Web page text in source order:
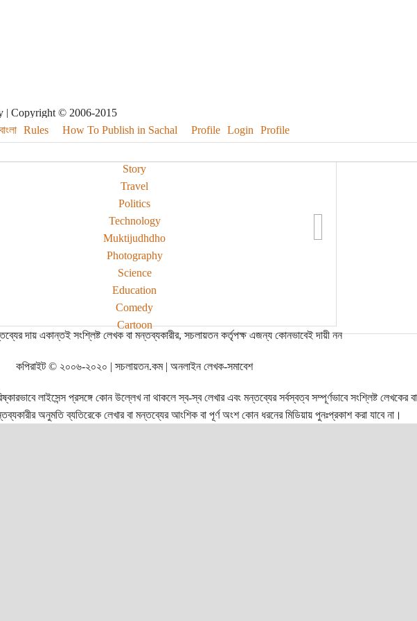
| Copyright © 2006-2015
বাংলা Rules How To Publish in Sachal Profile Login Profile
Story
Travel
Politics
Technology
Muktijudhdho
Photography
Science
Education
Comedy
Cartoon
দায় একান্তই সংশ্লিষ্ট লেখক বা মন্তব্যকারীর, সচলায়তন কর্তৃপক্ষ এজন্য কোনভাবেই দায়ী নন
কপিরাইট © ২০০৬-২০২০ | সচলায়তন.কম | অনলাইন লেখক-সমাবেশ
লাইসেন্স প্রসঙ্গে কোন উল্লেখ না থাকলে স্ব-স্ব লেখার এবং মন্তব্যের সর্বস্বত্ব সম্পূর্ণভাবে সংশ্লিষ্ট লেখকের
অনুমতি ব্যতিরেকে লেখার বা মন্তব্যের আংশিক বা পূর্ণ অংশ কোন ধরনের মিডিয়ায় পুনঃপ্রকাশ করা যাবে না।